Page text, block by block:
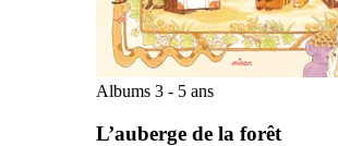
Albums 3 - 5 ans
L’auberge de la forêt